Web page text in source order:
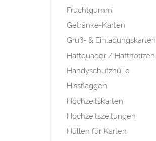
Fruchtgummi
Getränke-Karten
Gruß- & Einladungskarten
Haftquader / Haftnotizen
Handyschutzhülle
Hissflaggen
Hochzeitskarten
Hochzeitszeitungen
Hüllen für Karten